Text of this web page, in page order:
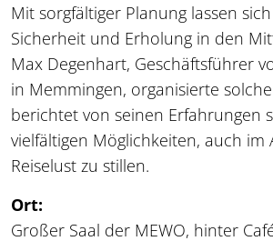
Mit sorgfältiger Planung lassen
Sicherheit und Erholung in den
Max Degenhart, Geschäftsführer
in Memmingen, organisierte
berichtet von seinen Erfahrungen
vielfältigen Möglichkeiten, auch im
Reiselust zu stillen.
Ort:
Großer Saal der MEWO, hinter